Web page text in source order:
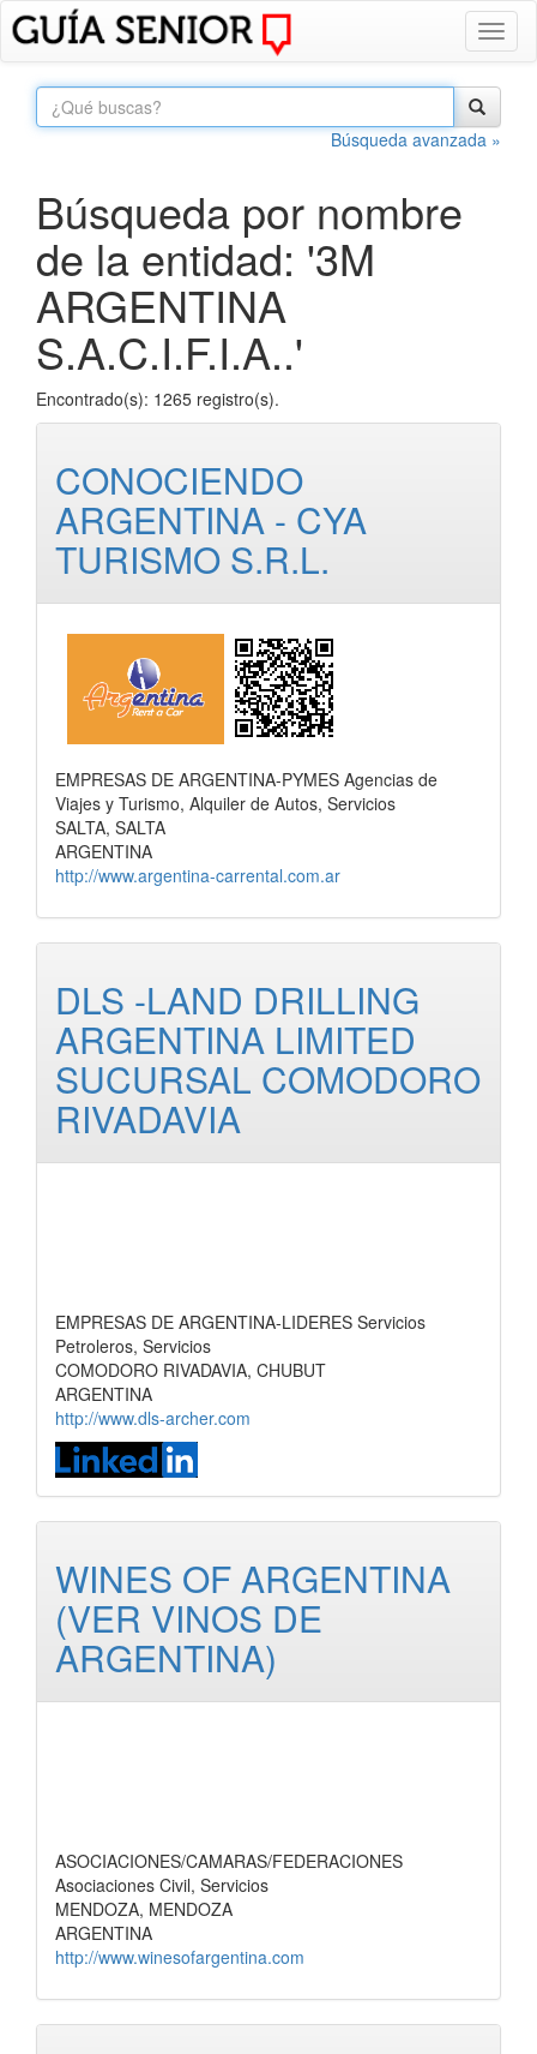
Búsqueda avanzada »
Búsqueda por nombre
de la entidad: '3M
ARGENTINA
S.A.C.I.F.I.A..'
Encontrado(s): 1265 registro(s).
CONOCIENDO
ARGENTINA - CYA
TURISMO S.R.L.
EMPRESAS DE ARGENTINA-PYMES Agencias de
Viajes y Turismo, Alquiler de Autos, Servicios
SALTA, SALTA
ARGENTINA
http://www.argentina-carrental.com.ar
DLS -LAND DRILLING
ARGENTINA LIMITED
SUCURSAL COMODORO
RIVADAVIA
EMPRESAS DE ARGENTINA-LIDERES Servicios
Petroleros, Servicios
COMODORO RIVADAVIA, CHUBUT
ARGENTINA
http://www.dls-archer.com
WINES OF ARGENTINA
(VER VINOS DE
ARGENTINA)
ASOCIACIONES/CAMARAS/FEDERACIONES
Asociaciones Civil, Servicios
MENDOZA, MENDOZA
ARGENTINA
http://www.winesofargentina.com